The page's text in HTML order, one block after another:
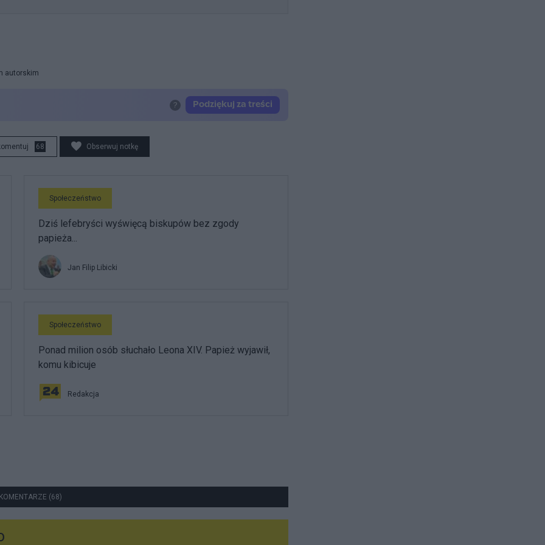
autorskim
68 Obserwuj notkę
Społeczeństwo
Dziś lefebryści wyświęcą biskupów bez zgody
papieża...
Jan Filip Libicki
Społeczeństwo
Ponad milion osób słuchało Leona XIV. Papież wyjawił,
komu kibicuje
Redakcja
(68)